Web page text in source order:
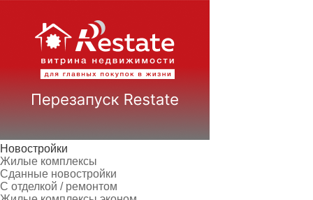
Новостройки
Жилые комплексы
Сданные новостройки
С отделкой / ремонтом